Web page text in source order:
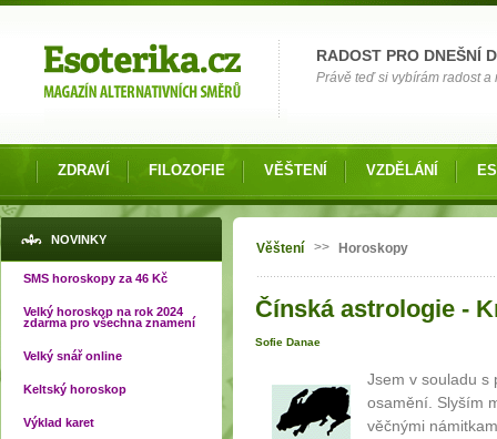
RADOST PRO DNEŠNÍ
Právě teď si vybírám radost a
ZDRAVÍ FILOZOFIE VĚŠTENÍ VZDĚLÁNÍ
NOVINKY
SMS horoskopy za 46 Kč
Velký horoskop na rok 2024
zdarma pro všechna znamení
Velký snář online
Keltský horoskop
Výklad karet
Jste zde
Věštení >> Horoskopy
Čínská astrologie -
Sofie Danae
Jsem v souladu s
osamění. Slyším
věčnými